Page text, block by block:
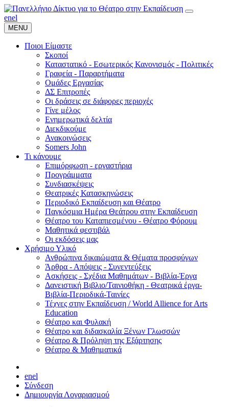
enel
MENU
Ποιοι Είμαστε
Σκοποί
Καταστατικό - Εσωτερικός Κανονισμός - Πολιτικές
Γραφεία - Παραρτήματα
Ομάδες Εργασίας
ΔΣ Επιτροπές
Οι δράσεις σε διάφορες περιοχές
Γίνε μέλος
Ενημερωτικά δελτία
Διεκδικούμε
Ανακοινώσεις
Somers John
Τι κάνουμε
Επιμόρφωση - εργαστήρια
Προγράμματα
Συνδιασκέψεις
Θεατρικές Κατασκηνώσεις
Περιοδικό Εκπαίδευση και Θέατρο
Παγκόσμια Ημέρα Θεάτρου στην Εκπαίδευση
Θέατρο του Καταπιεσμένου - Θέατρο Φόρουμ
Μαθητικά φεστιβάλ
Οι εκδόσεις μας
Χρήσιμο Υλικό
Ανθρώπινα δικαιώματα & Θέματα προσφύγων
Άρθρα - Απόψεις - Συνεντεύξεις
Ασκήσεις - Σχέδια Μαθημάτων - Βιβλία-Έργα
Δανειστική Βιβλιο/Ταινιοθήκη - Θεατρικά έργα-
Βιβλία-Περιοδικά-Ταινίες
Τέχνες στην Εκπαίδευση / World Allience for Arts
Education
Θέατρο και Φυλακή
Θέατρο και διδασκαλία Ξένων Γλωσσών
Θέατρο & Πρόληψη της Εξάρτησης
Θέατρο & Μαθηματικά
enel
Σύνδεση
Δημιουργία Λογαριασμού